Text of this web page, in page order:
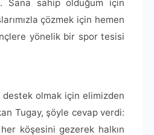
Sana sahip olduğum için
çözmek için hemen
yönelik bir spor tesisi
destek olmak için elimizden
Tugay, şöyle cevap verdi:
köşesini gezerek halkın